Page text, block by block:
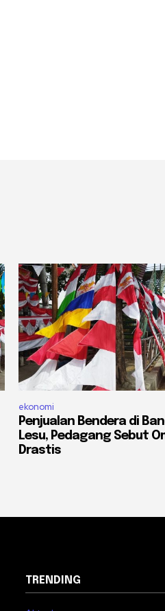
ekonomi
Penjualan Bendera di
Lesu, Pedagang Sebut
Drastis
TRENDING